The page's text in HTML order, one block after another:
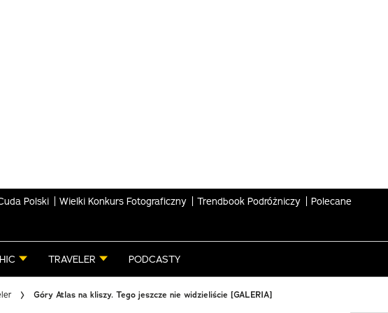
Polski Wielki Konkurs Fotograficzny Trendbook Podróżniczy Polecane
TRAVELER PODCASTY
Góry Atlas na kliszy. Tego jeszcze nie widzieliście [GALERIA]